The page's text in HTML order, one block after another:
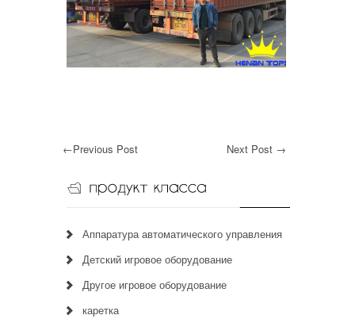
←Previous Post Next Post →
Аппаратура автоматического управления
Детский игровое оборудование
Другое игровое оборудование
каретка